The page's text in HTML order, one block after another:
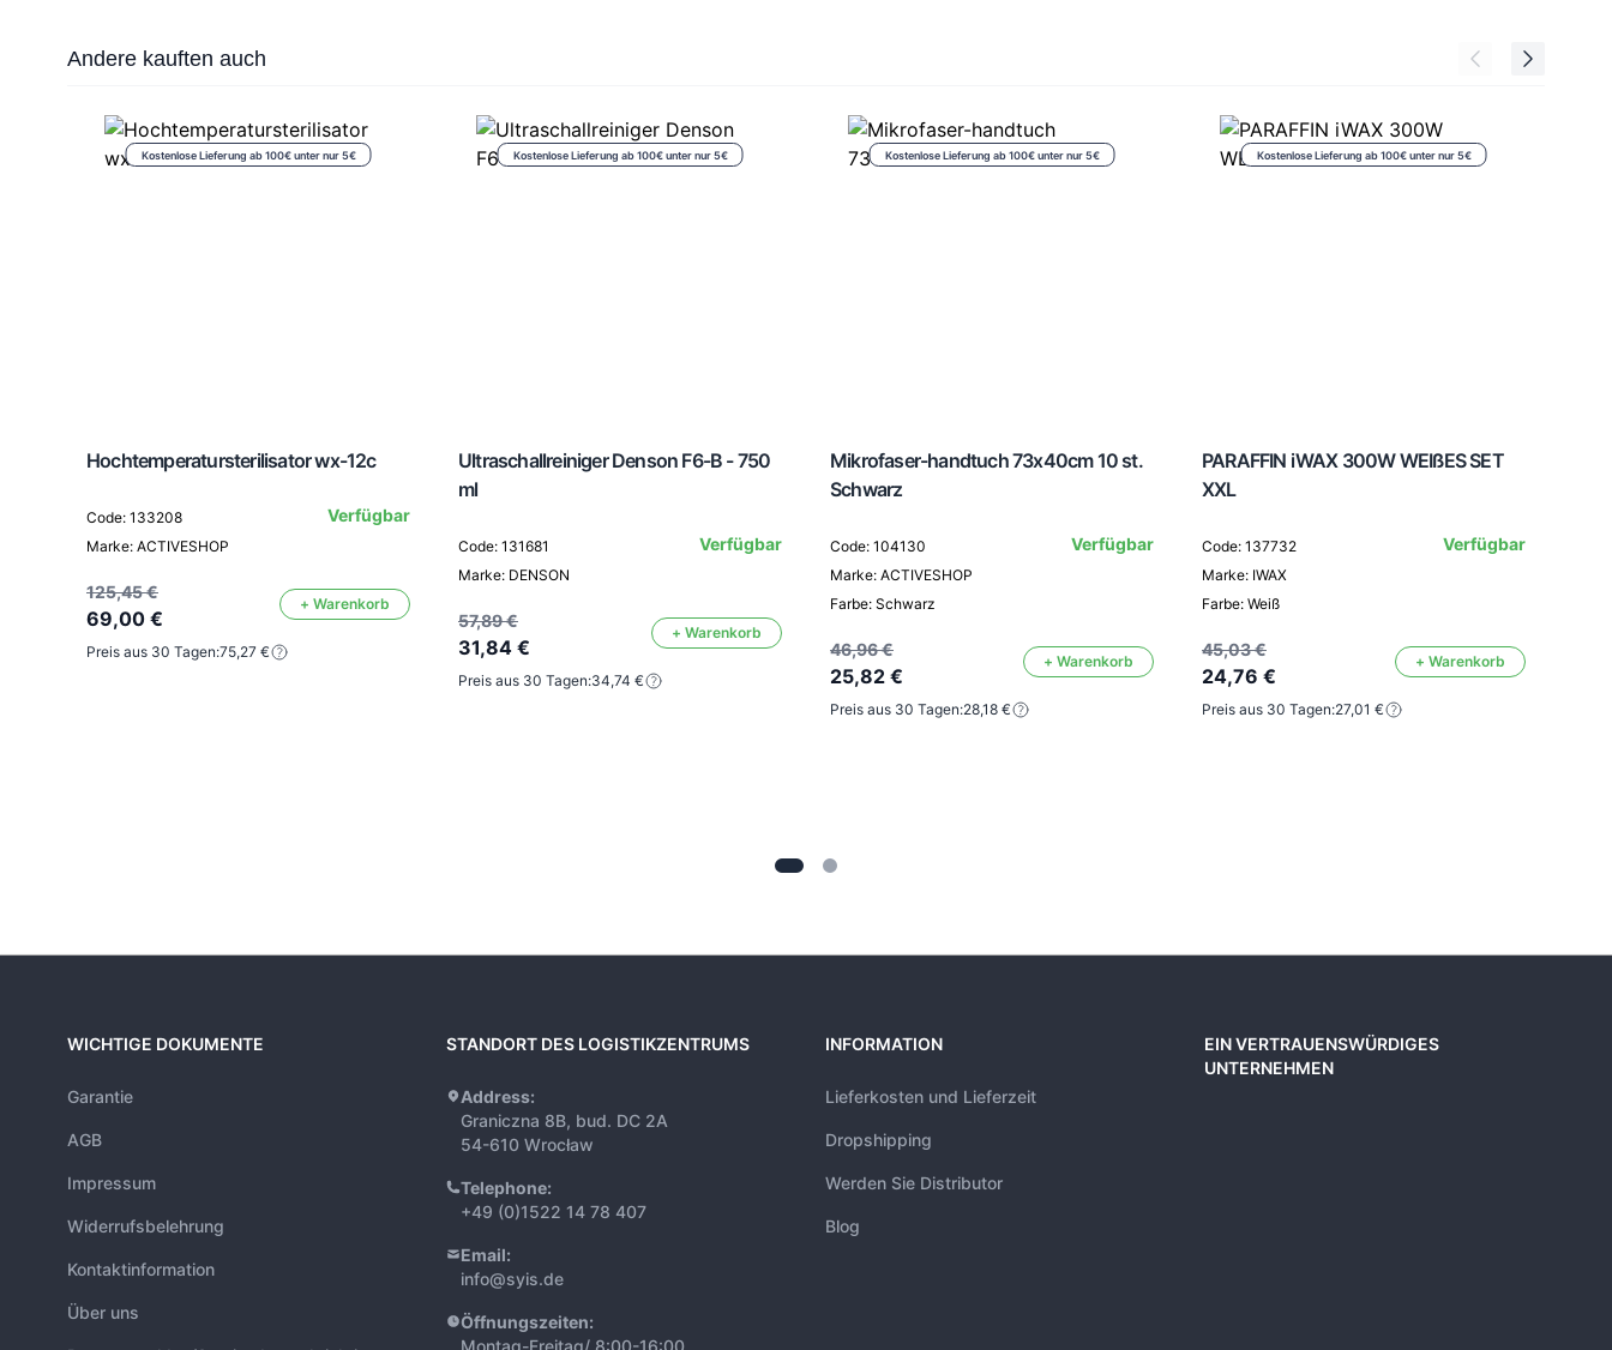
Press to skip carousel
Andere kauften auch
Kostenlose Lieferung ab 100€ unter nur 5€
Hochtemperatursterilisator wx-12c
Code: 133208
Marke: ACTIVESHOP
Verfügbar
125,45 €
69,00 €
+ Warenkorb
Preis aus 30 Tagen:75,27 €
Kostenlose Lieferung ab 100€ unter nur 5€
Ultraschallreiniger Denson F6-B - 750
ml
Code: 131681
Marke: DENSON
Verfügbar
57,89 €
31,84 €
+ Warenkorb
Preis aus 30 Tagen:34,74 €
Kostenlose Lieferung ab 100€ unter nur 5€
Mikrofaser-handtuch 73x40cm 10 st.
Schwarz
Code: 104130
Marke: ACTIVESHOP
Farbe: Schwarz
Verfügbar
46,96 €
25,82 €
+ Warenkorb
Preis aus 30 Tagen:28,18 €
Kostenlose Lieferung ab 100€ unter nur 5€
PARAFFIN iWAX 300W WEIßES SET
XXL
Code: 137732
Marke: IWAX
Farbe: Weiß
Verfügbar
45,03 €
24,76 €
+ Warenkorb
Preis aus 30 Tagen:27,01 €
WICHTIGE DOKUMENTE
Garantie
AGB
Impressum
Widerrufsbelehrung
Kontaktinformation
Über uns
STANDORT DES LOGISTIKZENTRUMS
Address:
Graniczna 8B, bud. DC 2A
54-610 Wrocław
Telephone:
+49 (0)1522 14 78 407
Email:
info@syis.de
Öffnungszeiten:
Montag-Freitag/ 8:00-16:00
INFORMATION
Lieferkosten und Lieferzeit
Dropshipping
Werden Sie Distributor
Blog
EIN VERTRAUENSWÜRDIGES
UNTERNEHMEN